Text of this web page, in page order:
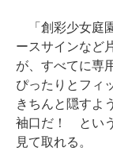
「創彩少女庭
ースサインなど
が、すべてに専
ぴったりとフィ
きちんと隠すよ
袖口だ！ とい
見て取れる。